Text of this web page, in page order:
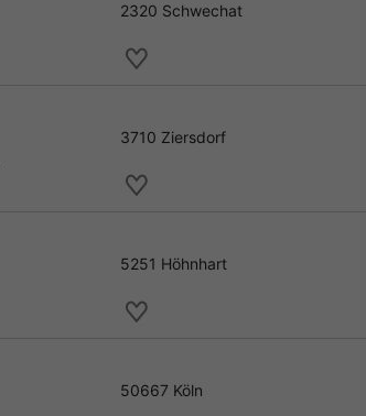
2320 Schwechat
3710 Ziersdorf
5251 Höhnhart
50667 Köln